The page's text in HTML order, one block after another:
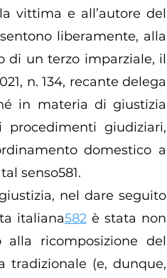
vittima e all’autore del
liberamente, alla
di un terzo imparziale, il
n. 134, recante delega
in materia di giustizia
giudiziari,
domestico a
senso581.
nel dare seguito
italiana582 è stata non
ricomposizione del
tradizionale (e, dunque,